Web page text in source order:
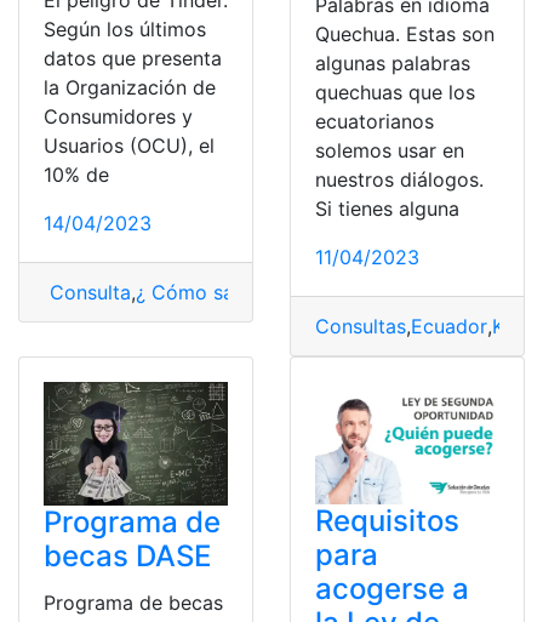
Según los últimos
datos que presenta
la Organización de
Consumidores y
Usuarios (OCU), el
10% de
14/04/2023
Consulta,¿ Cómo saber? Tinder,Tinder gratis
Palabras en idioma
Quechua. Estas son
algunas palabras
quechuas que los
ecuatorianos
solemos usar en
nuestros diálogos.
Si tienes alguna
11/04/2023
Consultas,Ecuador,
Programa de
becas DASE
Programa de becas
Requisitos
para
acogerse a